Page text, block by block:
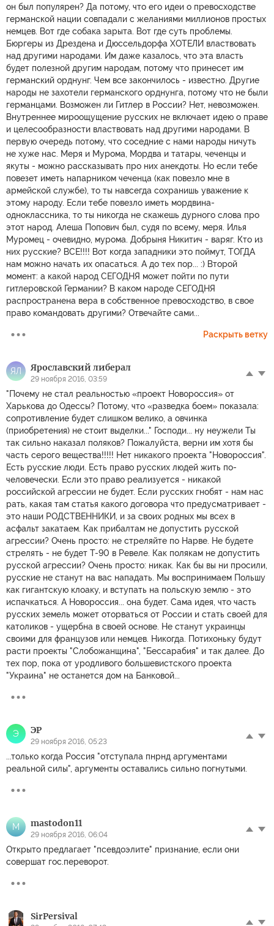
он был популярен? Да потому, что его идеи о превосходстве
германской нации совпадали с желаниями миллионов простых
немцев. Вот где собака зарыта. Вот где суть проблемы.
Бюргеры из Дрездена и Дюссельдорфа ХОТЕЛИ властвовать
над другими народами. Им даже казалось, что эта власть
будет полезной другим народам, потому что принесет им
германский орднунг. Чем все закончилось - известно. Другие
народы не захотели германского орднунга, потому что не были
германцами. Возможен ли Гитлер в России? Нет, невозможен.
Внутреннее мироощущение русских не включает идею о праве
и целесообразности властвовать над другими народами. В
первую очередь потому, что соседние с нами народы ничуть
не хуже нас. Меря и Мурома, Мордва и татары, чеченцы и
якуты - можно рассказывать про них анекдоты. Но если тебе
повезет иметь напарником чеченца (как повезло мне в
армейской службе), то ты навсегда сохранишь уважение к
этому народу. Если тебе повезло иметь мордвина-
одноклассника, то ты никогда не скажешь дурного слова про
этот народ. Алеша Попович был, судя по всему, меря. Илья
Муромец - очевидно, мурома. Добрыня Никитич - варяг. Кто из
них русские? ВСЕ!!!! Вот когда западники это поймут, ТОГДА
нам можно начать их опасаться. А до тех пор... :) Второй
момент: а какой народ СЕГОДНЯ может пойти по пути
гитлеровской Германии? В каком народе СЕГОДНЯ
распространена вера в собственное превосходство, в свое
право командовать другими? Отвечайте сами...
Раскрыть ветку
ЯЛ Ярославский либерал
29 ноября 2016, 03:59
"Почему не стал реальностью «проект Новороссия» от
Харькова до Одессы? Потому, что «разведка боем» показала:
сопротивление будет слишком велико, а овчинка
(приобретения) не стоит выделки..." Господи... ну неужели Ты
так сильно наказал поляков? Пожалуйста, верни им хотя бы
часть серого вещества!!!!! Нет никакого проекта "Новороссия".
Есть русские люди. Есть право русских людей жить по-
человечески. Если это право реализуется - никакой
российской агрессии не будет. Если русских гнобят - нам нас
рать, какая там статья какого договора что предусматривает -
это наши РОДСТВЕННИКИ, и за своих родных мы всех в
асфальт закатаем. Как прибалтам не допустить русской
агрессии? Очень просто: не стреляйте по Нарве. Не будете
стрелять - не будет Т-90 в Ревеле. Как полякам не допустить
русской агрессии? Очень просто: никак. Как бы вы ни просили,
русские не станут на вас нападать. Мы воспринимаем Польшу
как гигантскую клоаку, и вступать на польскую землю - это
испачкаться. А Новороссия... она будет. Сама идея, что часть
русских земель может оторваться от России и стать своей для
католиков - ущербна в своей основе. Не станут украинцы
своими для французов или немцев. Никогда. Потихоньку будут
расти проекты "Слобожанщина", "Бессарабия" и так далее. До
тех пор, пока от уродливого большевистского проекта
"Украина" не останется дом на Банковой...
Э ЭР
29 ноября 2016, 05:23
...только когда Россия "отступала пнрнд аргументами
реальной силы", аргументы оставались сильно погнутыми.
M mastodon11
29 ноября 2016, 06:04
Открыто предлагает "псевдоэлите" признание, если они
совершат гос.переворот.
SirPеrsival